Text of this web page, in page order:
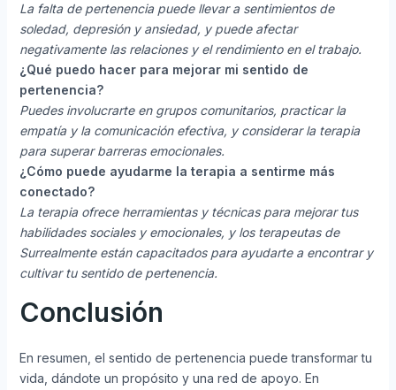
La falta de pertenencia puede llevar a sentimientos de
soledad, depresión y ansiedad, y puede afectar
negativamente las relaciones y el rendimiento en el trabajo.
¿Qué puedo hacer para mejorar mi sentido de
pertenencia?
Puedes involucrarte en grupos comunitarios, practicar la
empatía y la comunicación efectiva, y considerar la terapia
para superar barreras emocionales.
¿Cómo puede ayudarme la terapia a sentirme más
conectado?
La terapia ofrece herramientas y técnicas para mejorar tus
habilidades sociales y emocionales, y los terapeutas de
Surrealmente están capacitados para ayudarte a encontrar y
cultivar tu sentido de pertenencia.
Conclusión
En resumen, el sentido de pertenencia puede transformar tu
vida, dándote un propósito y una red de apoyo. En